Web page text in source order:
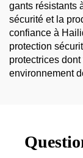
gants résistants
sécurité et la
confiance à
protection
protectrices
environnement